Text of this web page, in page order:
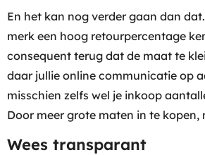
En het kan nog verder gaan dan
merk een hoog retourpercentage
consequent terug dat de maat te
daar jullie online communicatie op
misschien zelfs wel je inkoop
Door meer grote maten in te kopen,
Wees transparant